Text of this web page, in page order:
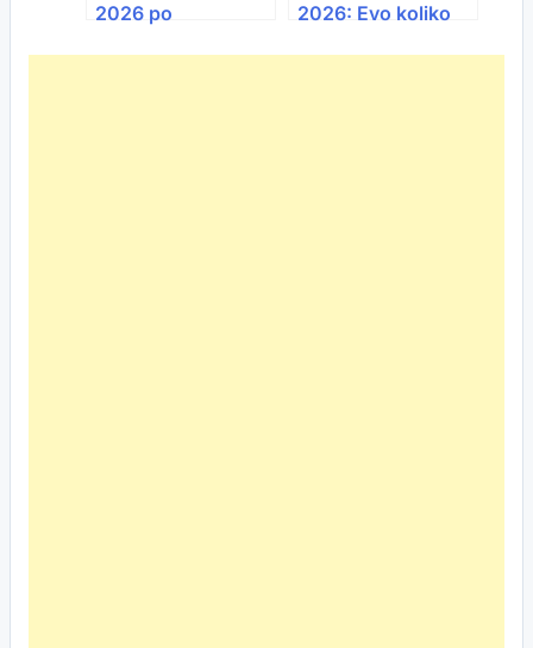
2026 po
2026: Evo koliko